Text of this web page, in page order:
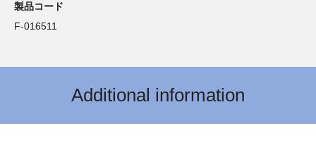
製品コード
F-016511
Additional information